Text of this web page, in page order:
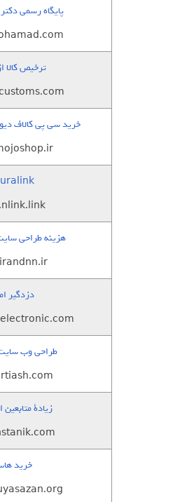
پایگاه رسمی
ترخیص کالا
خرید سی پی کالاف
هزینه طراحی
دزدگیر
طراحی وب
زيادة
خرید